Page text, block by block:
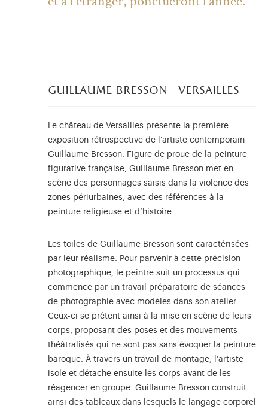
guillaume bresson - versailles
Le château de Versailles présente la première
exposition rétrospective de l’artiste contemporain
Guillaume Bresson. Figure de proue de la peinture
figurative française, Guillaume Bresson met en
scène des personnages saisis dans la violence des
zones périurbaines, avec des références à la
peinture religieuse et d’histoire.
Les toiles de Guillaume Bresson sont caractérisées
par leur réalisme. Pour parvenir à cette précision
photographique, le peintre suit un processus qui
commence par un travail préparatoire de séances
de photographie avec modèles dans son atelier.
Ceux-ci se prêtent ainsi à la mise en scène de leurs
corps, proposant des poses et des mouvements
théâtralisés qui ne sont pas sans évoquer la peinture
baroque. À travers un travail de montage, l’artiste
isole et détache ensuite les corps avant de les
réagencer en groupe. Guillaume Bresson construit
ainsi des tableaux dans lesquels le langage corporel